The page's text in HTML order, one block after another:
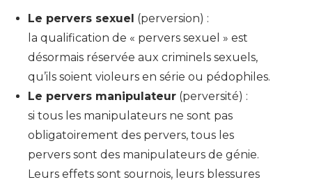
Le pervers sexuel (perversion) :
la qualification de « pervers sexuel » est
désormais réservée aux criminels sexuels,
qu’ils soient violeurs en série ou pédophiles.
Le pervers manipulateur (perversité) :
si tous les manipulateurs ne sont pas
obligatoirement des pervers, tous les
pervers sont des manipulateurs de génie.
Leurs effets sont sournois, leurs blessures